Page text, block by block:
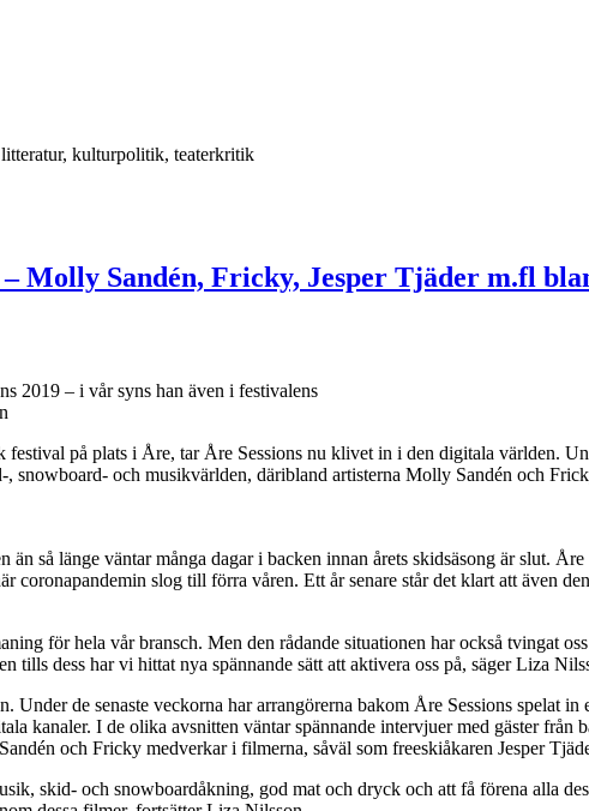
kulturpolitik, teaterkritik
Molly Sandén, Fricky, Jesper Tjäder m.fl
2019 – i vår syns han även i festivalens
festival på plats i Åre, tar Åre Sessions nu klivet in i den digitala världen.
snowboard- och musikvärlden, däribland artisterna Molly Sandén och
så länge väntar många dagar i backen innan årets skidsäsong är slut.
coronapandemin slog till förra våren. Ett år senare står det klart att även
för hela vår bransch. Men den rådande situationen har också tvingat
tills dess har vi hittat nya spännande sätt att aktivera oss på, säger Liza
Under de senaste veckorna har arrangörerna bakom Åre Sessions spelat
kanaler. I de olika avsnitten väntar spännande intervjuer med gäster
och Fricky medverkar i filmerna, såväl som freeskiåkaren Jesper
skid- och snowboardåkning, god mat och dryck och att få förena alla